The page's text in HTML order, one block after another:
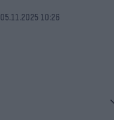
05.11.2025 10:26